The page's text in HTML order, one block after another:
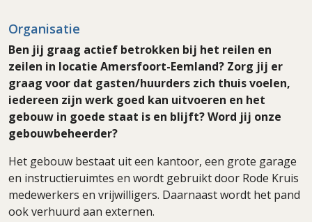
Organisatie
Ben jij graag actief betrokken bij het reilen en
zeilen in locatie Amersfoort-Eemland? Zorg jij er
graag voor dat gasten/huurders zich thuis voelen,
iedereen zijn werk goed kan uitvoeren en het
gebouw in goede staat is en blijft? Word jij onze
gebouwbeheerder?
Het gebouw bestaat uit een kantoor, een grote garage
en instructieruimtes en wordt gebruikt door Rode Kruis
medewerkers en vrijwilligers. Daarnaast wordt het pand
ook verhuurd aan externen.